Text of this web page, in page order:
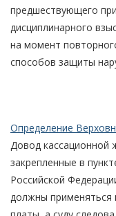
предшествующего
дисциплинарного
на момент
способов защиты
Определение
Довод
закрепленные в
Российской
должны применяться